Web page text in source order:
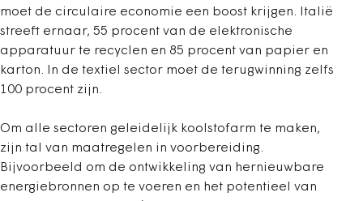
moet de circulaire economie een boost krijgen. Italië
streeft ernaar, 55 procent van de elektronische
apparatuur te recyclen en 85 procent van papier en
karton. In de textiel sector moet de terugwinning zelfs
100 procent zijn.
Om alle sectoren geleidelijk koolstofarm te maken,
zijn tal van maatregelen in voorbereiding.
Bijvoorbeeld om de ontwikkeling van hernieuwbare
energiebronnen op te voeren en het potentieel van